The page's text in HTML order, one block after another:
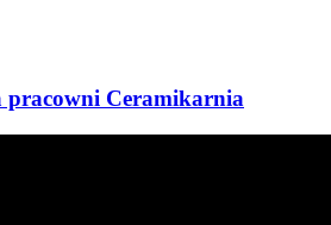
pracowni Ceramikarnia